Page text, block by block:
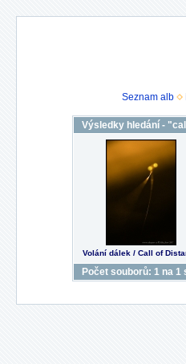
Seznam alb
Výsledky hledání -
Volání dálek / Call of
Počet souborů: 1 na